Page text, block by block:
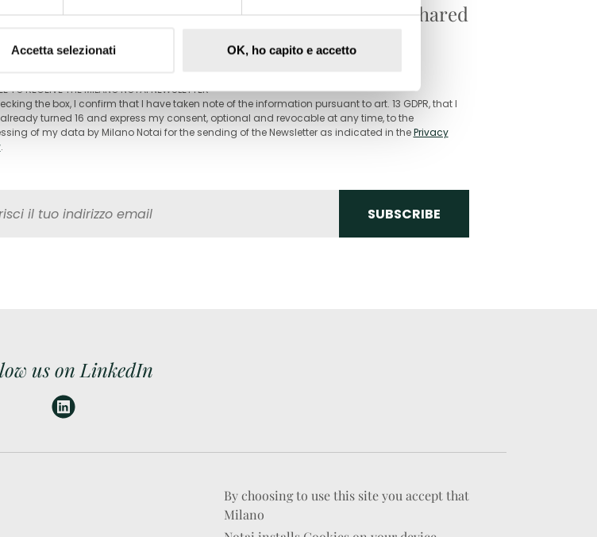
Accetta selezionati OK, ho capito e accetto
are pills of cases born from the experience shared
each of you
TO RECEIVE THE MILANO NOTAI NEWSLETTER
the box, I confirm that I have taken note of the information pursuant to art. 13 GDPR, that I
turned 16 and express my consent, optional and revocable at any time, to the
of my data by Milano Notai for the sending of the Newsletter as indicated in thePrivacy
.
us on LinkedIn
By choosing to use this site you accept that
Milano